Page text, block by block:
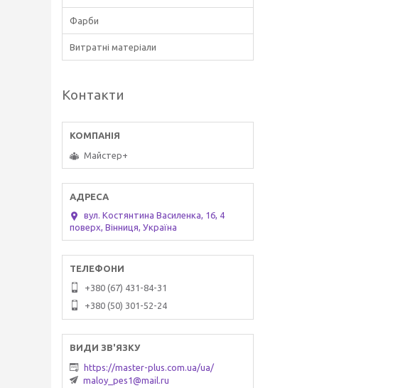
Фарби
Витратні матеріали
Контакти
Майстер+
вул. Костянтина Василенка, 16, 4
поверх, Вінниця, Україна
+380 (67) 431-84-31
+380 (50) 301-52-24
https://master-plus.com.ua/ua/
maloy_pes1@mail.ru